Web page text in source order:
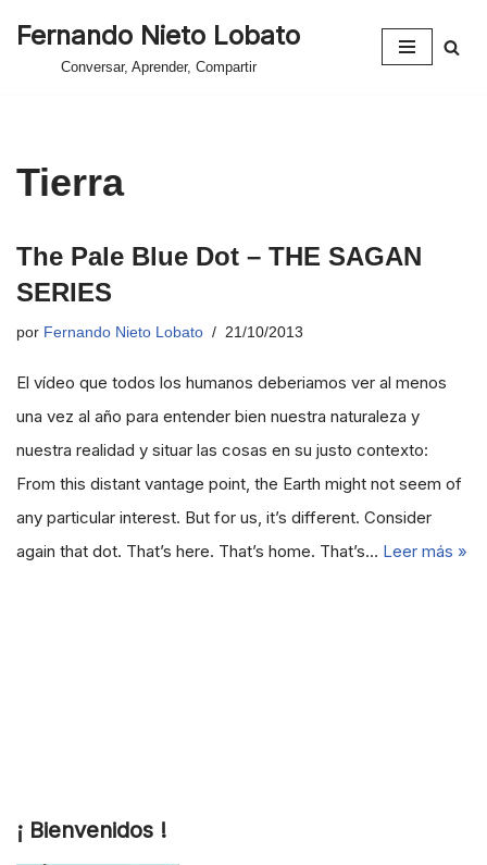
Fernando Nieto Lobato
Conversar, Aprender, Compartir
Tierra
The Pale Blue Dot – THE SAGAN
SERIES
por Fernando Nieto Lobato 21/10/2013
El vídeo que todos los humanos deberiamos ver al menos
una vez al año para entender bien nuestra naturaleza y
nuestra realidad y situar las cosas en su justo contexto:
From this distant vantage point, the Earth might not seem of
any particular interest. But for us, it’s different. Consider
again that dot. That’s here. That’s home. That’s… Leer más »
¡ Bienvenidos !